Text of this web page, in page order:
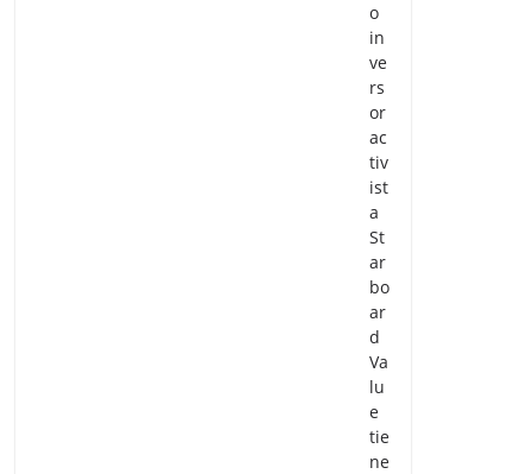
o
in
ve
rs
or
ac
tiv
ist
a
St
ar
bo
ar
d
Va
lu
e
tie
ne